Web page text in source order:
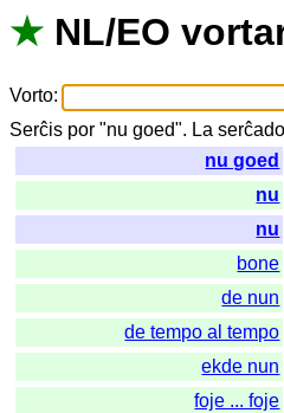
★ NL/EO
Vorto:
Serĉis por "nu goed". La serĉado
nu goed
nu
nu
bone
de nun
de tempo al tempo
ekde nun
foje ... foje